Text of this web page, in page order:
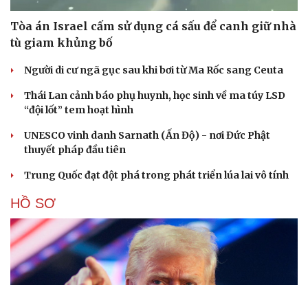
Cải chính
Tòa án Israel cấm sử dụng cá sấu để canh giữ nhà
tù giam khủng bố
Người di cư ngã gục sau khi bơi từ Ma Rốc sang Ceuta
Thái Lan cảnh báo phụ huynh, học sinh về ma túy LSD
“đội lốt” tem hoạt hình
UNESCO vinh danh Sarnath (Ấn Độ) - nơi Đức Phật
thuyết pháp đầu tiên
Trung Quốc đạt đột phá trong phát triển lúa lai vô tính
HỒ SƠ